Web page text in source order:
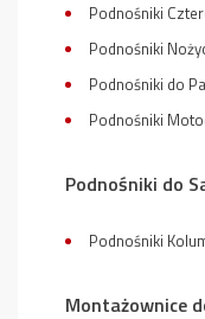
Podnośniki
Podnośniki
Podnośniki do
Podnośniki
Podnośniki do
Podnośniki
Montażownice